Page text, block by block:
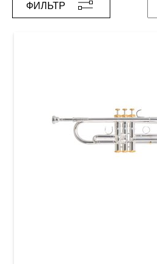
ФИЛЬТР